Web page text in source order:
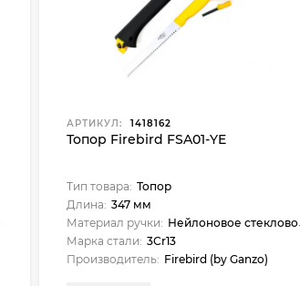
АРТИКУЛ: 1418162
Топор Firebird FSA01-YE
Тип товара: Топор
Длина: 347 мм
Материал ручки: Нейлоновое стекловолокно
Марка стали: 3Cr13
Производитель: Firebird (by Ganzo)